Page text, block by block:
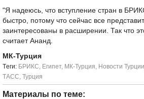
"Я надеюсь, что вступление стран в
быстро, потому что сейчас все
заинтересованы в расширении. Так что
считает Ананд.
МК-Турция
Tеги: БРИКС, Египет, МК-Турция, Новости Турции
ТАСС, Турция
Материалы по теме: